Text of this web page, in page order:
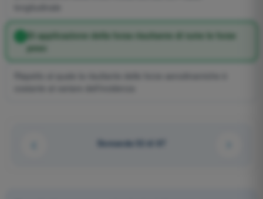
Di applicazione della forza risultante di tutte le forze
peso
Domanda 52 di 87